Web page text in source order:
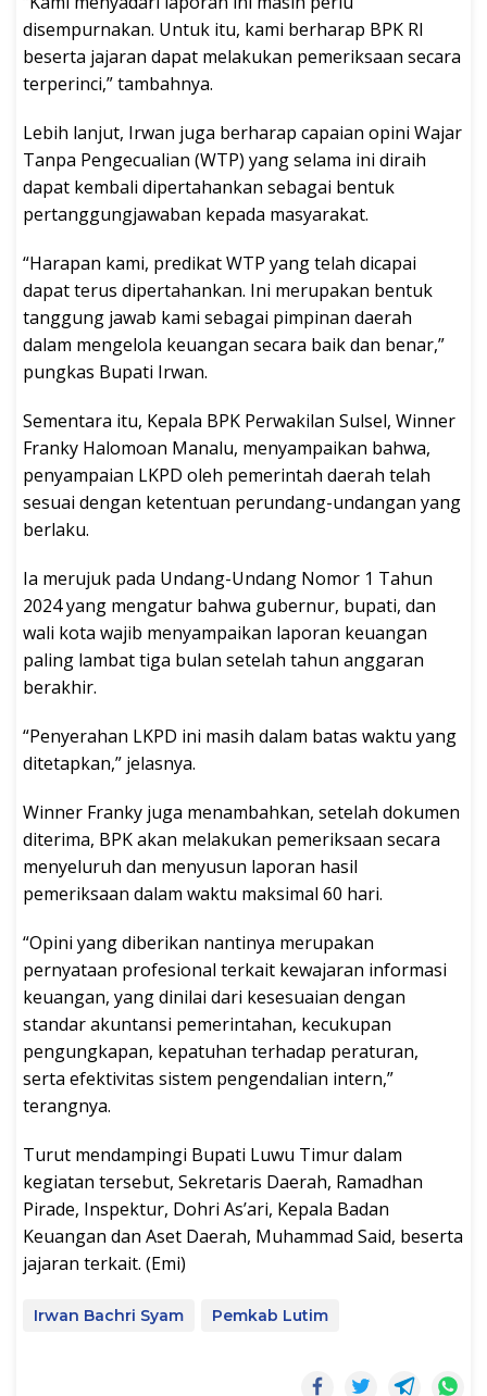
disempurnakan. Untuk itu, kami berharap BPK RI
beserta jajaran dapat melakukan pemeriksaan secara
terperinci,” tambahnya.
Lebih lanjut, Irwan juga berharap capaian opini Wajar
Tanpa Pengecualian (WTP) yang selama ini diraih
dapat kembali dipertahankan sebagai bentuk
pertanggungjawaban kepada masyarakat.
“Harapan kami, predikat WTP yang telah dicapai
dapat terus dipertahankan. Ini merupakan bentuk
tanggung jawab kami sebagai pimpinan daerah
dalam mengelola keuangan secara baik dan benar,”
pungkas Bupati Irwan.
Sementara itu, Kepala BPK Perwakilan Sulsel, Winner
Franky Halomoan Manalu, menyampaikan bahwa,
penyampaian LKPD oleh pemerintah daerah telah
sesuai dengan ketentuan perundang-undangan yang
berlaku.
Ia merujuk pada Undang-Undang Nomor 1 Tahun
2024 yang mengatur bahwa gubernur, bupati, dan
wali kota wajib menyampaikan laporan keuangan
paling lambat tiga bulan setelah tahun anggaran
berakhir.
“Penyerahan LKPD ini masih dalam batas waktu yang
ditetapkan,” jelasnya.
Winner Franky juga menambahkan, setelah dokumen
diterima, BPK akan melakukan pemeriksaan secara
menyeluruh dan menyusun laporan hasil
pemeriksaan dalam waktu maksimal 60 hari.
“Opini yang diberikan nantinya merupakan
pernyataan profesional terkait kewajaran informasi
keuangan, yang dinilai dari kesesuaian dengan
standar akuntansi pemerintahan, kecukupan
pengungkapan, kepatuhan terhadap peraturan,
serta efektivitas sistem pengendalian intern,”
terangnya.
Turut mendampingi Bupati Luwu Timur dalam
kegiatan tersebut, Sekretaris Daerah, Ramadhan
Pirade, Inspektur, Dohri As’ari, Kepala Badan
Keuangan dan Aset Daerah, Muhammad Said, beserta
jajaran terkait. (Emi)
Irwan Bachri Syam Pemkab Lutim